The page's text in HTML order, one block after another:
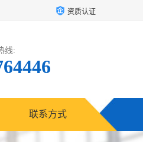
资质认证
线:
联系方式